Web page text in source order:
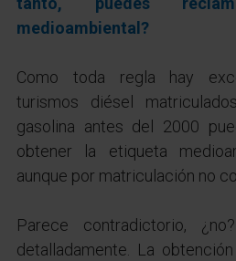
medioambiental?
Como toda regla hay
turismos diésel
gasolina antes del 2000
obtener la etiqueta
aunque por matriculación no
Parece contradictorio,
detalladamente. La